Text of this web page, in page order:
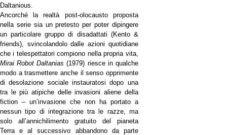
Daltanious.
Ancorché
la realtà post-olocausto proposta
nella serie siaun pretesto per poter dipingere
un particolare gruppo di disadattati (Kento &
friends), svincolandolo dalle azioni quotidiane
che i telespettatori compiono nella propria vita,
Mirai Robot Daltanias (1979) riesce in qualche
modo a trasmettere anche il senso opprimente
di desolazione sociale instauratosi dopo una
tra le più atipiche delle invasioni aliene della
fiction – un’invasione che non ha portato a
nessun tipo di integrazione tra le razze, ma
solo all’annichilimento gratuito del pianeta
Terra e al successivo abbandono da parte